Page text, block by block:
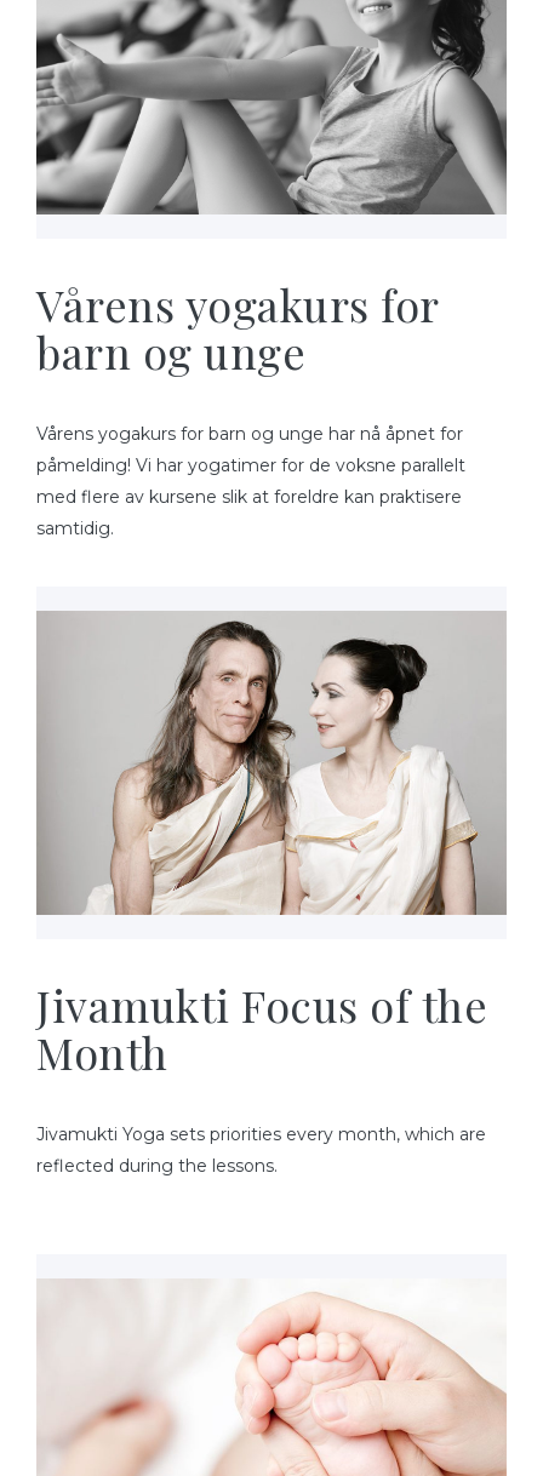
Vårens yogakurs for
barn og unge
Vårens yogakurs for barn og unge har nå åpnet for
påmelding! Vi har yogatimer for de voksne parallelt
med flere av kursene slik at foreldre kan praktisere
samtidig.
Jivamukti Focus of the
Month
Jivamukti Yoga sets priorities every month, which are
reflected during the lessons.